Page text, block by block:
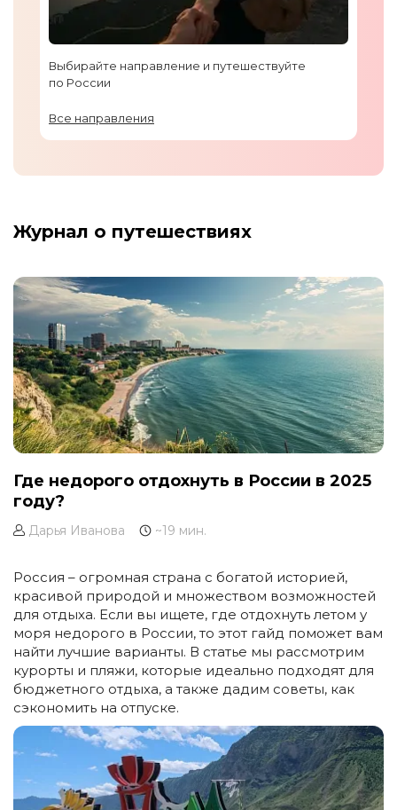
Выбирайте направление и путешествуйте
по России
Все направления
Журнал о путешествиях
Где недорого отдохнуть в России в 2025
году?
Дарья Иванова ~19 мин.
Россия – огромная страна с богатой историей,
красивой природой и множеством возможностей
для отдыха. Если вы ищете, где отдохнуть летом у
моря недорого в России, то этот гайд поможет вам
найти лучшие варианты. В статье мы рассмотрим
курорты и пляжи, которые идеально подходят для
бюджетного отдыха, а также дадим советы, как
сэкономить на отпуске.